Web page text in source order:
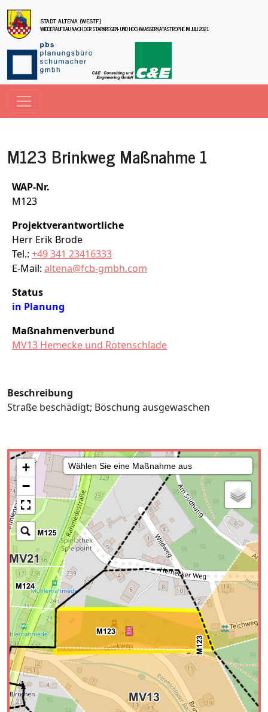
Direkt zum Inhalt
STADT ALTENA (WESTF.)
WIEDERAUFBAU NACH DER STARKREGEN- UND HOCHWASSERKATASTROPHE IM JULI 2021
M123 Brinkweg Maßnahme 1
WAP-Nr.
M123
Projektverantwortliche
Herr Erik Brode
Tel.: +49 341 23416333
E-Mail: altena@fcb-gmbh.com
Status
in Planung
Maßnahmenverbund
MV13 Hemecke und Rotenschlade
Beschreibung
Straße beschädigt; Böschung ausgewaschen